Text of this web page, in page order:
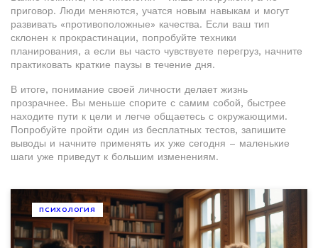
приговор. Люди меняются, учатся новым навыкам и могут
развивать «противоположные» качества. Если ваш тип
склонен к прокрастинации, попробуйте техники
планирования, а если вы часто чувствуете перегруз, начните
практиковать краткие паузы в течение дня.
В итоге, понимание своей личности делает жизнь
прозрачнее. Вы меньше спорите с самим собой, быстрее
находите пути к цели и легче общаетесь с окружающими.
Попробуйте пройти один из бесплатных тестов, запишите
выводы и начните применять их уже сегодня – маленькие
шаги уже приведут к большим изменениям.
ПСИХОЛОГИЯ